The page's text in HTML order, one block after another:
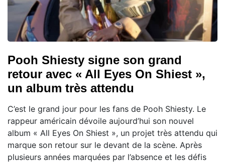
Pooh Shiesty signe son grand
retour avec « All Eyes On Shiest »,
un album très attendu
C’est le grand jour pour les fans de Pooh Shiesty. Le
rappeur américain dévoile aujourd’hui son nouvel
album « All Eyes On Shiest », un projet très attendu qui
marque son retour sur le devant de la scène. Après
plusieurs années marquées par l’absence et les défis